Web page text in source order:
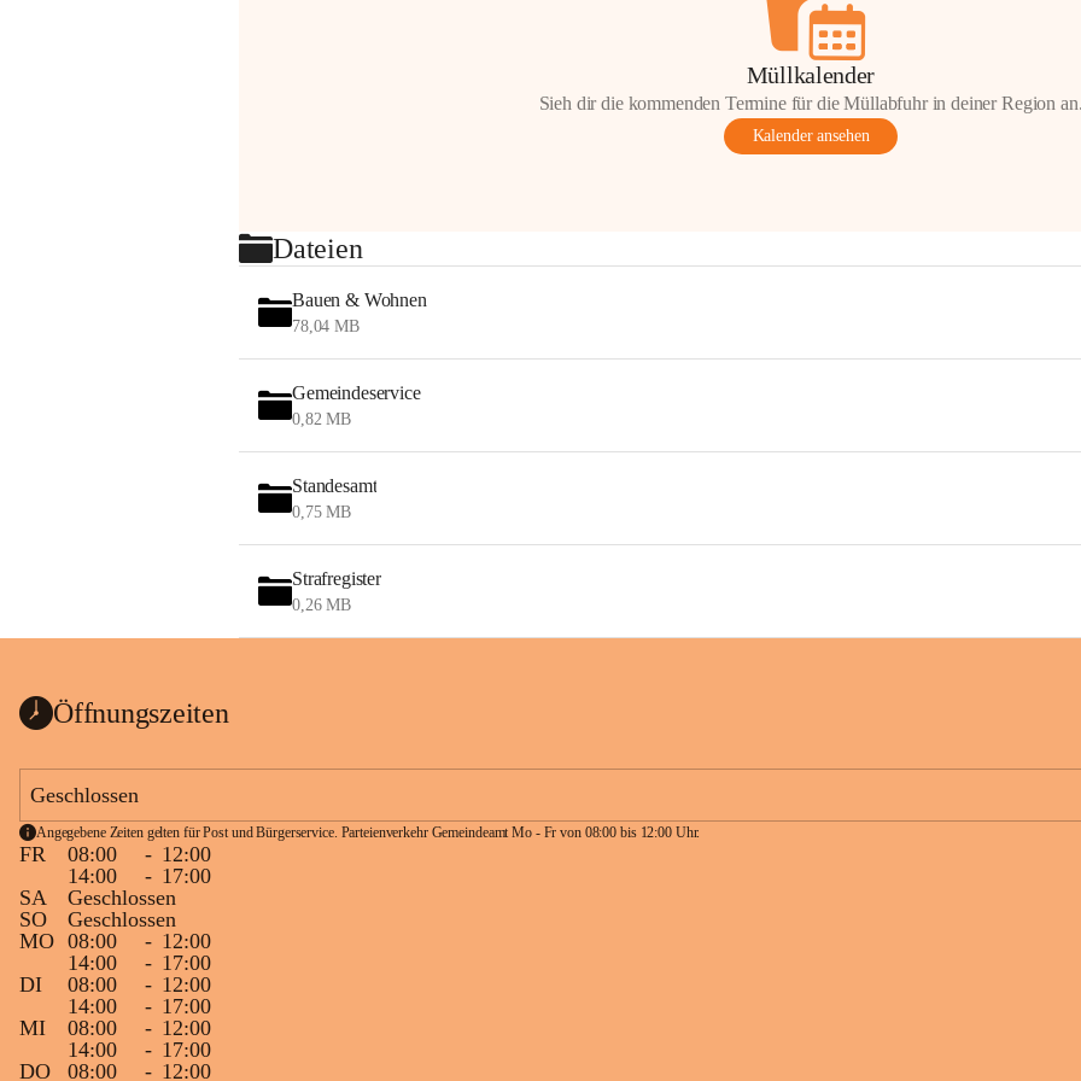
Müllkalender
Sieh dir die kommenden Termine für die Müllabfuhr in deiner Region
Kalender ansehen
Dateien
Bauen & Wohnen
78,04 MB
Gemeindeservice
0,82 MB
Standesamt
0,75 MB
Strafregister
0,26 MB
Öffnungszeiten
Geschlossen
Angegebene Zeiten gelten für Post und Bürgerservice. Parteienverkehr Gemeindeamt Mo - Fr von 08:00 bis 12:00 Uhr.
FR 08:00 - 12:00
14:00
- 17:00
SA
Geschlossen
SO
Geschlossen
MO 08:00 - 12:00
14:00
- 17:00
DI
08:00 - 12:00
14:00
- 17:00
MI
08:00 - 12:00
14:00
- 17:00
DO
08:00 - 12:00